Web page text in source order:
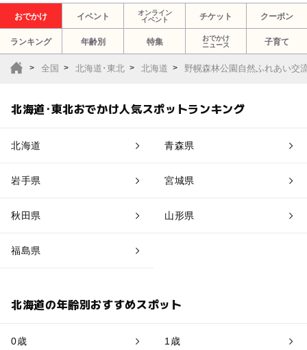
おでかけ イベント
オンライン
イベント
チケット クーポン
ランキング 年齢別 特集
おでかけ
ニュース
子育て
全国 北海道･東北 北海道 野幌森林公園自然ふれあい交
北海道･東北おでかけ人気スポットランキング
北海道 青森県
岩手県 宮城県
秋田県 山形県
福島県
北海道の年齢別おすすめスポット
0歳 1歳